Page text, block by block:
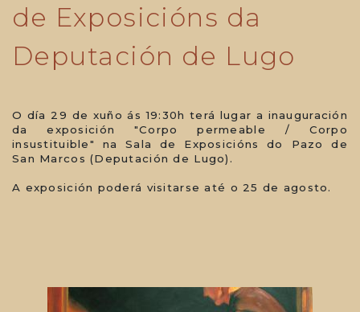
de Exposicións da
Deputación de Lugo
O día 29 de xuño ás 19:30h terá lugar a inauguración
da exposición "Corpo permeable / Corpo
insustituible" na Sala de Exposicións do Pazo de
San Marcos (Deputación de Lugo).
A exposición poderá visitarse até o 25 de agosto.